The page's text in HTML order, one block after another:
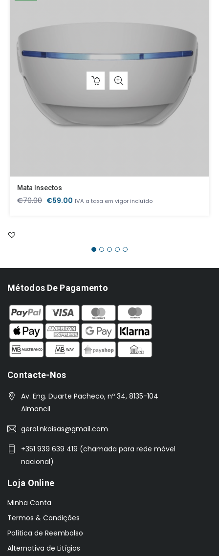
Mata Insectos
€70.00 O
€59.00 O
IVA a taxa em vigor incluído
Métodos De Pagamento
Contacte-Nos
Av. Eng. Duarte Pacheco, nº 34, 8135-104
Almancil
geral.nkoisas@gmail.com
+351 939 639 419 (chamada para rede móvel
nacional)
Loja Online
Minha Conta
Termos & Condições
Política de Reembolso
Alternativa de Litígios